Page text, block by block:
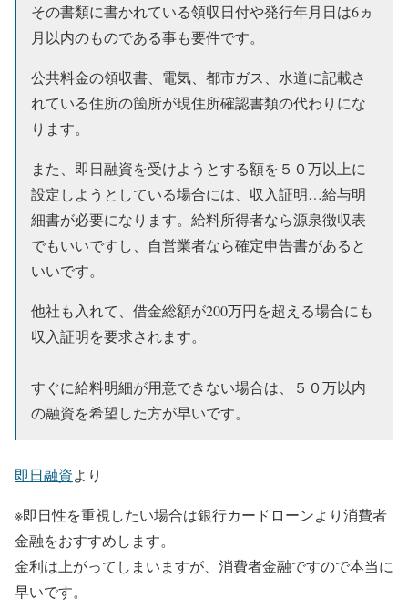
その書類に書かれている領収日付や発行年月日は6ヵ
月以内のものである事も要件です。
公共料金の領収書、電気、都市ガス、水道に記載さ
れている住所の箇所が現住所確認書類の代わりにな
ります。
また、即日融資を受けようとする額を５０万以上に
設定しようとしている場合には、収入証明…給与明
細書が必要になります。給料所得者なら源泉徴収表
でもいいですし、自営業者なら確定申告書があると
いいです。
他社も入れて、 借金総額が200万円を超える場合にも
収入証明を要求されます。
すぐに給料明細が用意できない場合は、５０万以内
の融資を希望した方が早いです。
即日融資より
※即日性を重視したい場合は銀行カードローンより消費者
金融をおすすめします。
金利は上がってしまいますが、消費者金融ですので本当に
早いです。